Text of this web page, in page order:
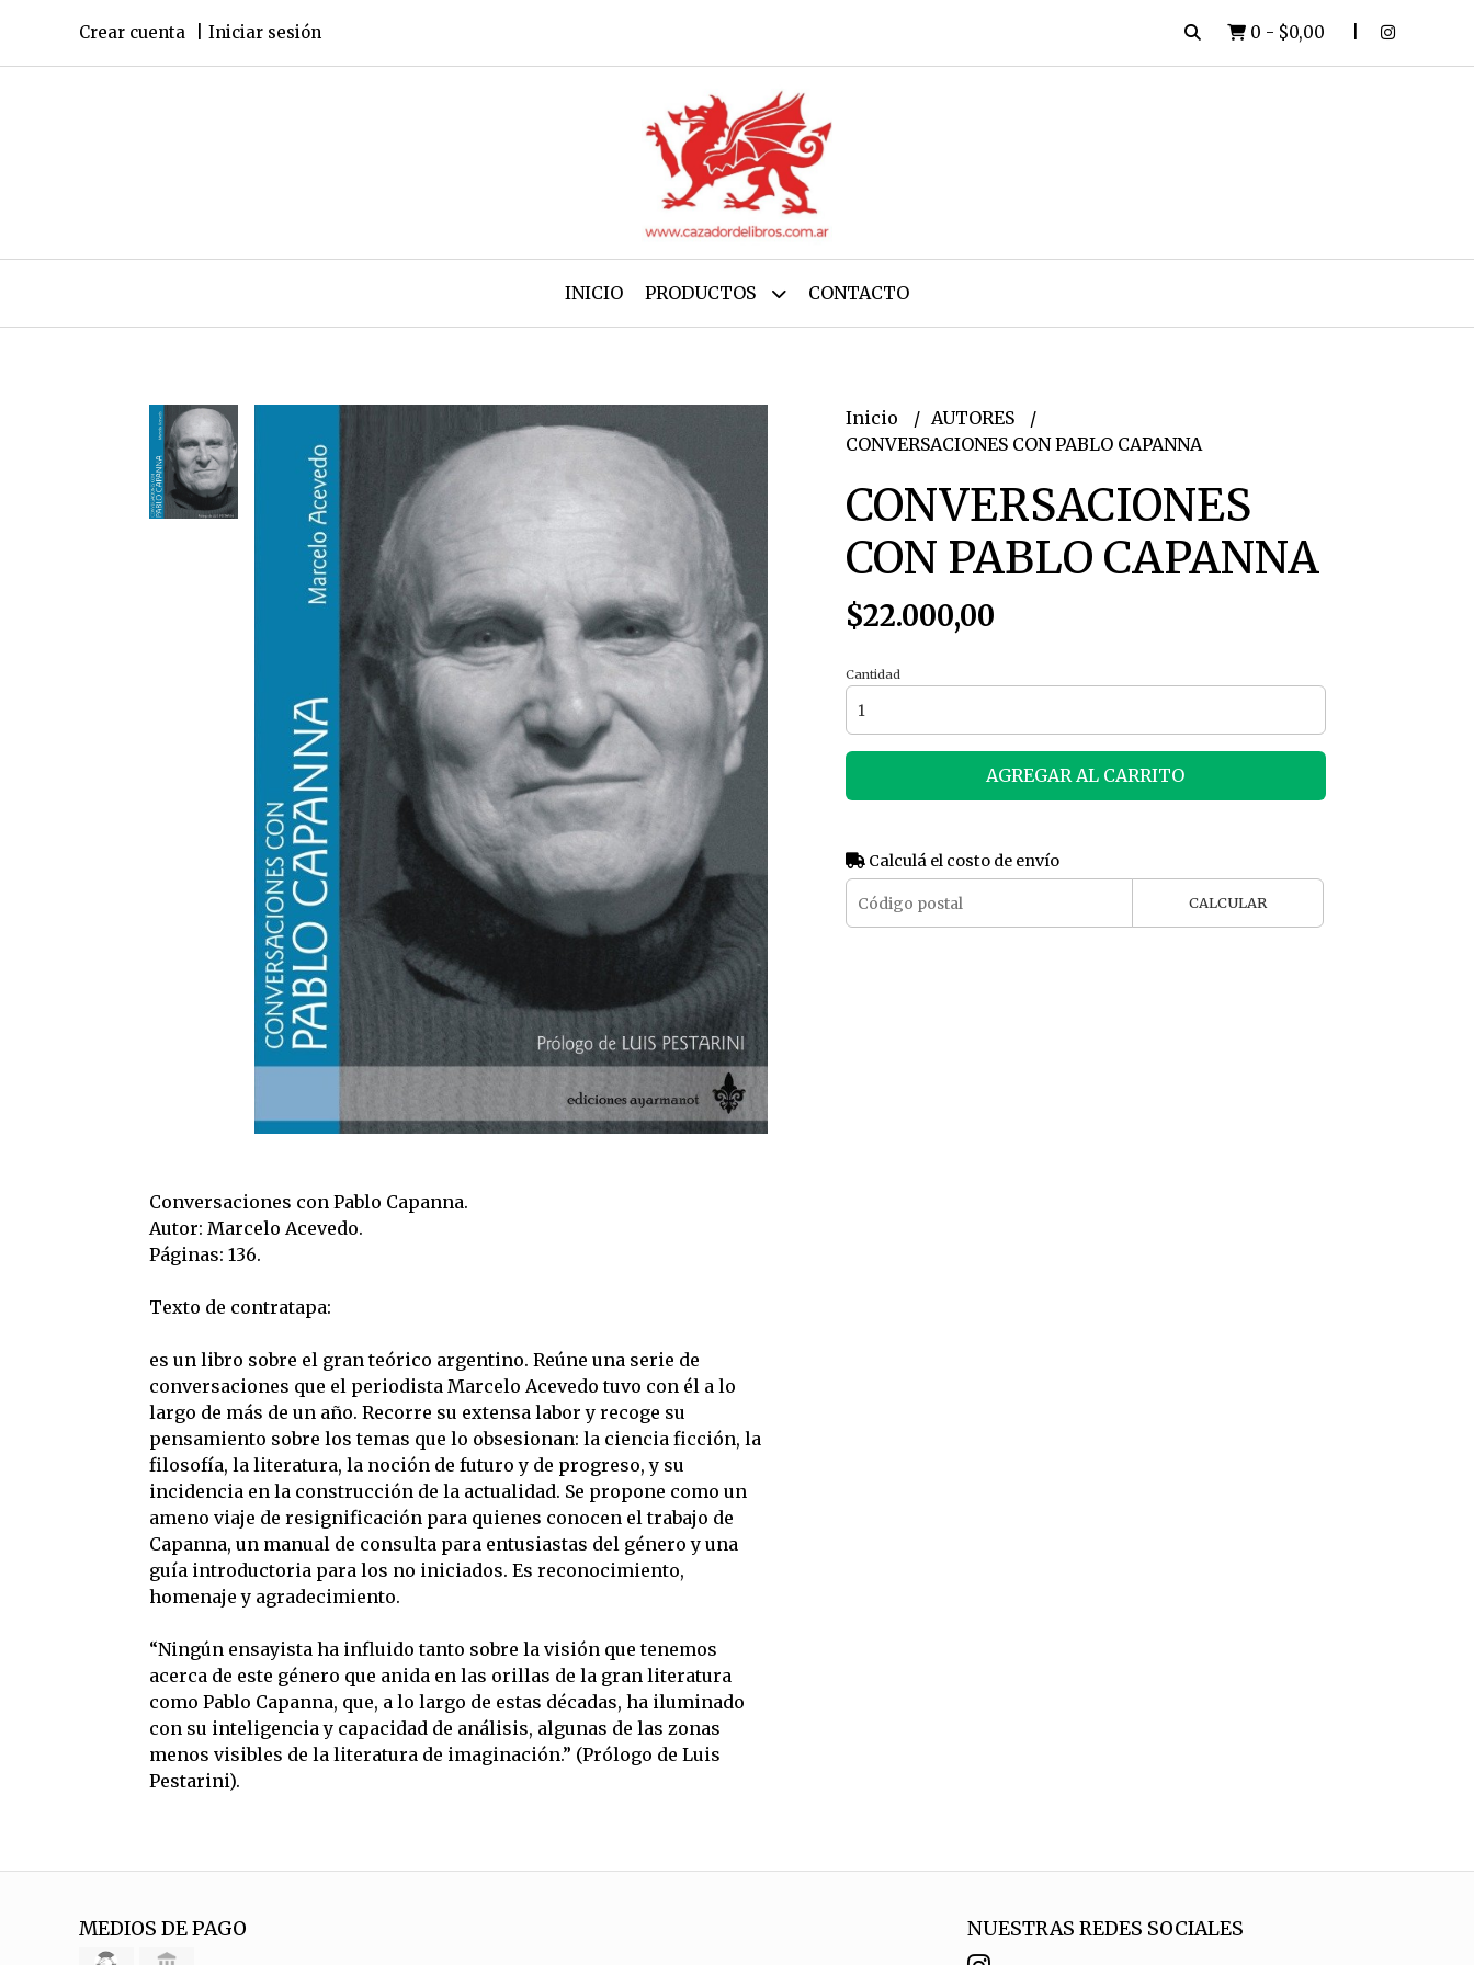
Crear cuenta Iniciar sesión 0 - $0,00
INICIO PRODUCTOS CONTACTO
Conversaciones con Pablo Capanna.
Autor: Marcelo Acevedo.
Páginas: 136.
Texto de contratapa:
es un libro sobre el gran teórico argentino. Reúne una serie de
conversaciones que el periodista Marcelo Acevedo tuvo con él a lo
largo de más de un año. Recorre su extensa labor y recoge su
pensamiento sobre los temas que lo obsesionan: la ciencia ficción, la
filosofía, la literatura, la noción de futuro y de progreso, y su
incidencia en la construcción de la actualidad. Se propone como un
ameno viaje de resignificación para quienes conocen el trabajo de
Capanna, un manual de consulta para entusiastas del género y una
guía introductoria para los no iniciados. Es reconocimiento,
homenaje y agradecimiento.
“Ningún ensayista ha influido tanto sobre la visión que tenemos
acerca de este género que anida en las orillas de la gran literatura
como Pablo Capanna, que, a lo largo de estas décadas, ha iluminado
con su inteligencia y capacidad de análisis, algunas de las zonas
menos visibles de la literatura de imaginación.” (Prólogo de Luis
Pestarini).
Inicio
AUTORES
CONVERSACIONES CON PABLO CAPANNA
CONVERSACIONES
CON PABLO CAPANNA
$22.000,00
Cantidad
AGREGAR AL CARRITO
Calculá el costo de envío
CALCULAR
MEDIOS DE PAGO NUESTRAS REDES SOCIALES